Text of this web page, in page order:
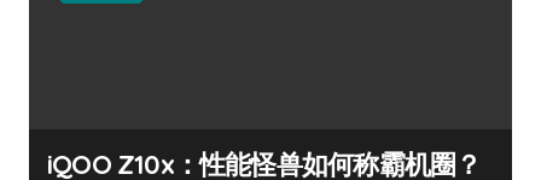
iQOO Z10x：性能怪兽如何称霸机圈？